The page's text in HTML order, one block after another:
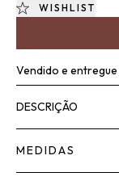
WISHLIST
Vendido e
DESCRIÇÃO
MEDIDAS